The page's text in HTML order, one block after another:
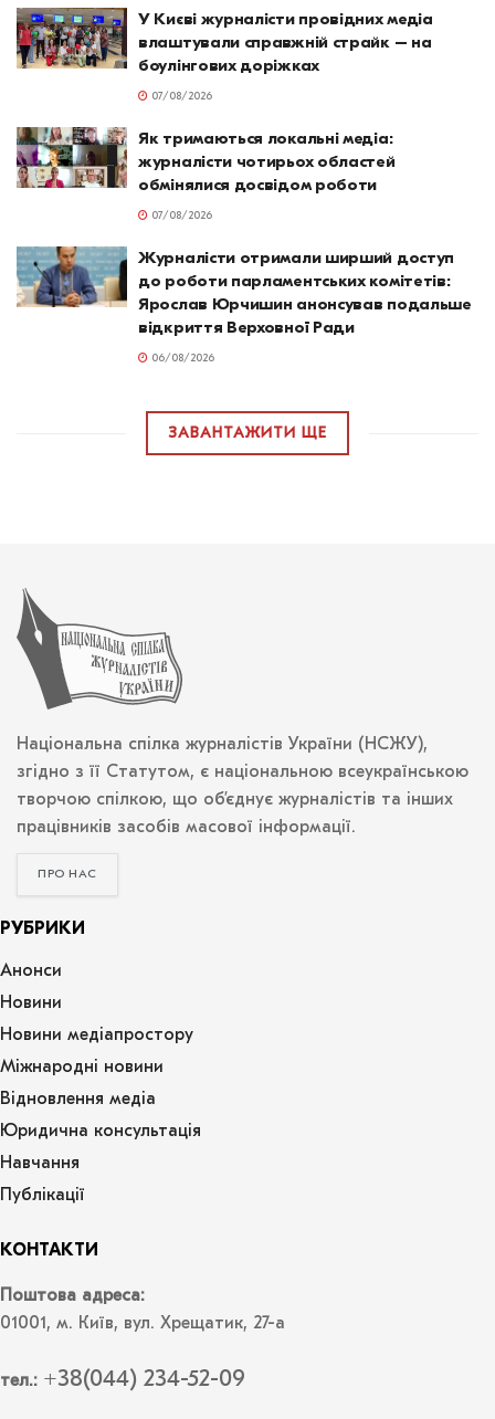
У Києві журналісти провідних медіа
влаштували справжній страйк – на
боулінгових доріжках
07/08/2026
Як тримаються локальні медіа:
журналісти чотирьох областей
обмінялися досвідом роботи
07/08/2026
Журналісти отримали ширший доступ
до роботи парламентських комітетів:
Ярослав Юрчишин анонсував подальше
відкриття Верховної Ради
06/08/2026
ЗАВАНТАЖИТИ ЩЕ
Національна спілка журналістів України (НСЖУ),
згідно з її Статутом, є національною всеукраїнською
творчою спілкою, що об’єднує журналістів та інших
працівників засобів масової інформації.
ПРО НАС
РУБРИКИ
Анонси
Новини
Новини медіапростору
Міжнародні новини
Відновлення медіа
Юридична консультація
Навчання
Публікації
КОНТАКТИ
Поштова адреса:
01001, м. Київ, вул. Хрещатик, 27-а
тел.: +38(044) 234-52-09